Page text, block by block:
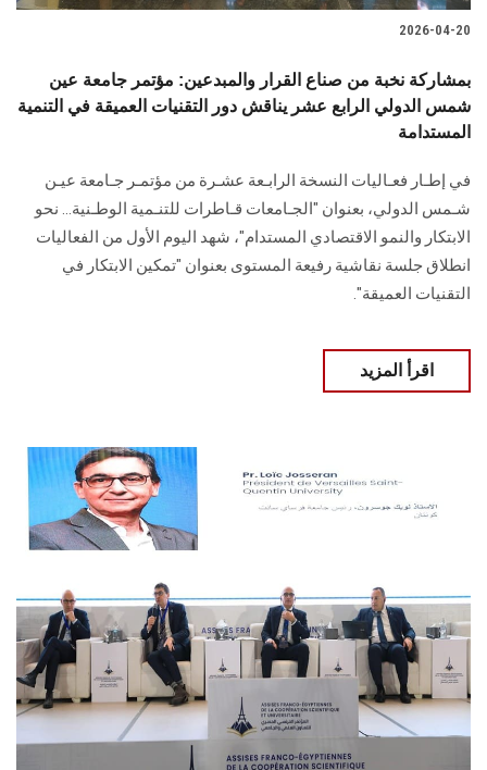
الموظفون
سجل الان
2026-04-20
بمشاركة نخبة من صناع القرار والمبدعين: مؤتمر جامعة عين
شمس الدولي الرابع عشر يناقش دور التقنيات العميقة في التنمية
المستدامة
في إطـار فعـاليات النسخة الرابـعة عشـرة من مؤتمـر جـامعة عيـن
شـمس الدولي، بعنوان "الجـامعات قـاطرات للتنـمية الوطـنية... نحو
الابتكار والنمو الاقتصادي المستدام"، شهد اليوم الأول من الفعاليات
انطلاق جلسة نقاشية رفيعة المستوى بعنوان "تمكين الابتكار في
التقنيات العميقة".
اقرأ المزيد